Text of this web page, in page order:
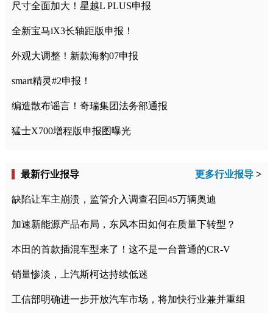
尺寸全面加大！星越L PLUS申报
全新宝马iX3长轴距版申报！
外观大调整！新款海豹07申报
smart精灵#2申报！
编造散布谣言！奇瑞集团法务部通报
猛士X700增程版申报图曝光
最新行业报导 更多行业报导 >
缺陷让车主崩溃，监管介入调查召回45万辆奥迪
加速新能源产品布局，东风本田如何在质量下转型？
本田的首款插混车型来了！这不是一台普通的CR-V
销量惨淡，上汽斯柯达持续低迷
工信部明确进一步开放汽车市场，将加快行业兼并重组